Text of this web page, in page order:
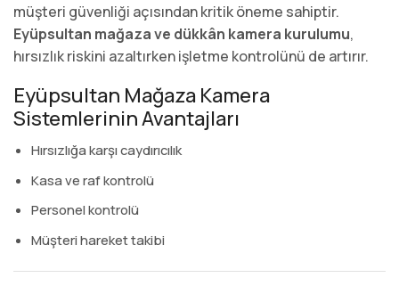
müşteri güvenliği açısından kritik öneme sahiptir.
Eyüpsultan mağaza ve dükkân kamera kurulumu,
hırsızlık riskini azaltırken işletme kontrolünü de artırır.
Eyüpsultan Mağaza Kamera
Sistemlerinin Avantajları
Hırsızlığa karşı caydırıcılık
Kasa ve raf kontrolü
Personel kontrolü
Müşteri hareket takibi